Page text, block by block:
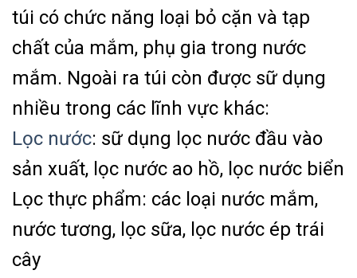
túi có chức năng loại bỏ cặn và tạp
chất của mắm, phụ gia trong nước
mắm. Ngoài ra túi còn được sữ dụng
nhiều trong các lĩnh vực khác:
Lọc nước: sữ dụng lọc nước đầu vào
sản xuất, lọc nước ao hồ, lọc nước biển
Lọc thực phẩm: các loại nước mắm,
nước tương, lọc sữa, lọc nước ép trái
cây